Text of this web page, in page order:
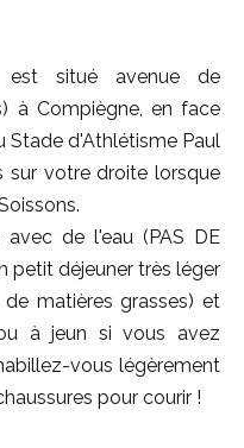
est situé avenue de
à Compiègne, en face
Stade d'Athlétisme Paul
sur votre droite lorsque
de l'eau (PAS DE
petit déjeuner très léger
matières grasses) et
à jeun si vous avez
vous légèrement
pour courir !